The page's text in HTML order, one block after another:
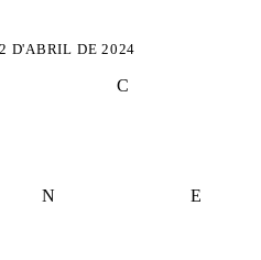
2 D'ABRIL DE 2024
N
C
E